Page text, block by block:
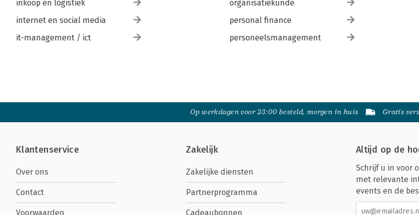
inkoop en logistiek
internet en social media
it-management / ict
organisatiekunde
personal finance
personeelsmanagement
Op werkdagen voor 23:00 besteld, morgen in huis Gratis
Klantenservice
Over ons
Contact
Voorwaarden
Zakelijk
Zakelijke diensten
Partnerprogramma
Cadeaubonnen
Altijd op de
Schrijf u in voor
met relevante
events en de